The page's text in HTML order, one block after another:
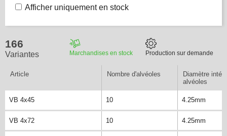
Afficher uniquement en stock
166
Variantes Marchandises en stock Production sur demande
Article Nombre d'alvéoles
Diamètre
alvéoles
VB 4x45 10 4.25mm
VB 4x72 10 4.25mm